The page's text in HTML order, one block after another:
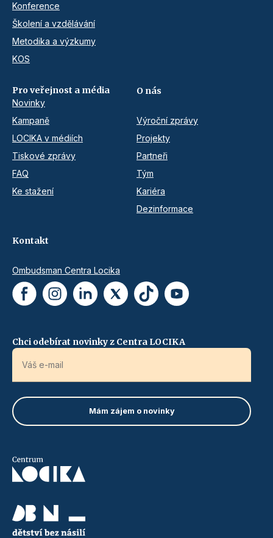
Konference
Školení a vzdělávání
Metodika a výzkumy
KOS
Pro veřejnost a média
Novinky
Kampaně
LOCIKA v médiích
Tiskové zprávy
FAQ
Ke stažení
O nás
Výroční zprávy
Projekty
Partneři
Tým
Kariéra
Dezinformace
Kontakt
Ombudsman Centra Locika
Chci odebírat novinky z Centra LOCIKA